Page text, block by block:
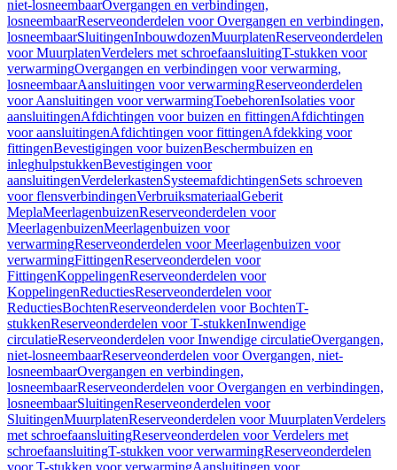
niet-losneembaarOvergangen en verbindingen,
losneembaarReserveonderdelen voor Overgangen en verbindingen,
losneembaarSluitingenInbouwdozenMuurplatenReserveonderdelen
voor MuurplatenVerdelers met schroefaansluitingT-stukken voor
verwarmingOvergangen en verbindingen voor verwarming,
losneembaarAansluitingen voor verwarmingReserveonderdelen
voor Aansluitingen voor verwarmingToebehorenIsolaties voor
aansluitingenAfdichtingen voor buizen en fittingenAfdichtingen
voor aansluitingenAfdichtingen voor fittingenAfdekking voor
fittingenBevestigingen voor buizenBeschermbuizen en
inleghulpstukkenBevestigingen voor
aansluitingenVerdelerkastenSysteemafdichtingenSets schroeven
voor flensverbindingenVerbruiksmateriaalGeberit
MeplaMeerlagenbuizenReserveonderdelen voor
MeerlagenbuizenMeerlagenbuizen voor
verwarmingReserveonderdelen voor Meerlagenbuizen voor
verwarmingFittingenReserveonderdelen voor
FittingenKoppelingenReserveonderdelen voor
KoppelingenReductiesReserveonderdelen voor
ReductiesBochtenReserveonderdelen voor BochtenT-
stukkenReserveonderdelen voor T-stukkenInwendige
circulatieReserveonderdelen voor Inwendige circulatieOvergangen,
niet-losneembaarReserveonderdelen voor Overgangen, niet-
losneembaarOvergangen en verbindingen,
losneembaarReserveonderdelen voor Overgangen en verbindingen,
losneembaarSluitingenReserveonderdelen voor
SluitingenMuurplatenReserveonderdelen voor MuurplatenVerdelers
met schroefaansluitingReserveonderdelen voor Verdelers met
schroefaansluitingT-stukken voor verwarmingReserveonderdelen
voor T-stukken voor verwarmingAansluitingen voor